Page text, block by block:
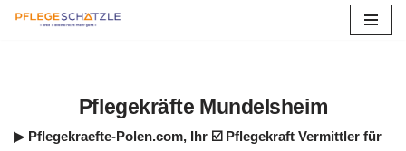
Pflegekräfte Mundelsheim
▶︎ Pflegekraefte-Polen.com, Ihr ☑️ Pflegekraft Vermittler für